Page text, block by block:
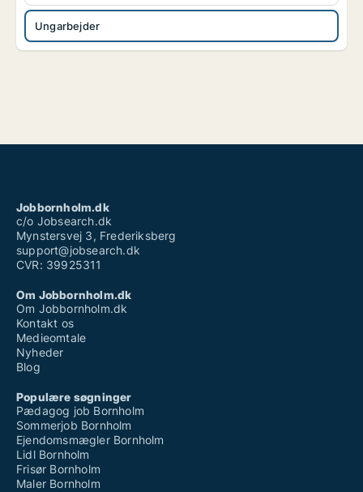
Ungarbejder
Jobbornholm.dk
c/o Jobsearch.dk
Mynstersvej 3, Frederiksberg
support@jobsearch.dk
CVR: 39925311
Om Jobbornholm.dk
Om Jobbornholm.dk
Kontakt os
Medieomtale
Nyheder
Blog
Populære søgninger
Pædagog job Bornholm
Sommerjob Bornholm
Ejendomsmægler Bornholm
Lidl Bornholm
Frisør Bornholm
Maler Bornholm